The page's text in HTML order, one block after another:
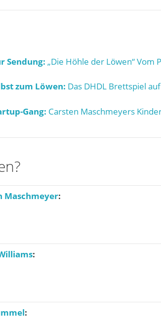
Sendung: „Die Höhle der Löwen“ Vom
zum Löwen: Das DHDL Brettspiel
Gang: Carsten Maschmeyers
Maschmeyer:
:
: